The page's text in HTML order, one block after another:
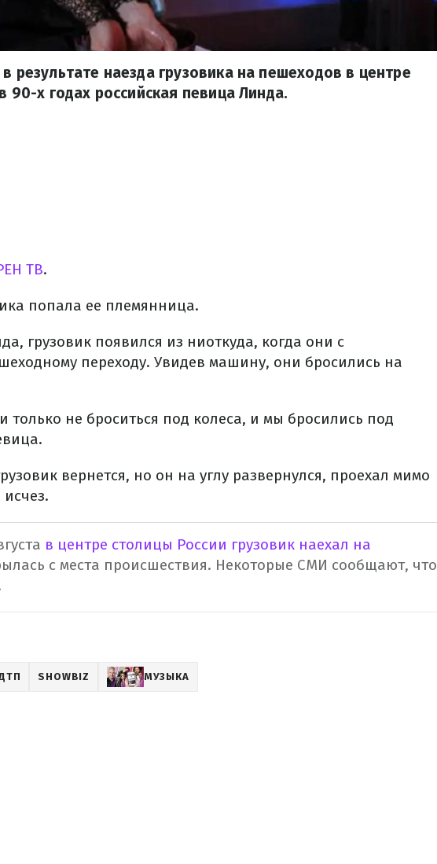
результате наезда грузовика на пешеходов в центре
90-х годах российская певица Линда.
ТВ.
попала ее племянница.
грузовик появился из ниоткуда, когда они с
переходу. Увидев машину, они бросились на
только не броситься под колеса, и мы бросились под
вернется, но он на углу развернулся, проехал мимо
в центре столицы России грузовик наехал на
с места происшествия. Некоторые СМИ сообщают, что
SHOWBIZ МУЗЫКА